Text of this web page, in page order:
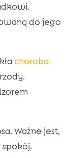
do jego
choroba
Ważne jest,
spokój.